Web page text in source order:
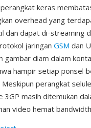
keras
overhead yang
dan dapat di-streaming
jaringan GSM dan
diam dalam
hampir setiap ponsel
perangkat
masih ditemukan
video hemat